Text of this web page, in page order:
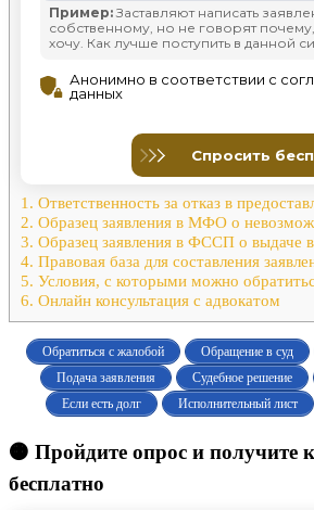
1. Ответственность за отказ в
2. Образец заявления в МФО о
3. Образец заявления в ФССП о выдаче
4. Правовая база для составления
5. Условия, с которыми можно
6. Онлайн консультация с адвокатом
Обратиться с жалобой Обращение в суд
Подача заявления
Судебное решение
Если есть долг
Исполнительный лист
🟠 Пройдите опрос и получите
бесплатно